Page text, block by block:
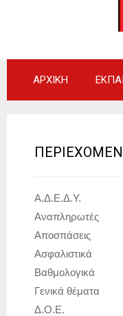
ΑΡΧΙΚΗ
Α.Δ.Ε.Δ.Υ.
Αναπληρωτές
Αποσπάσεις
Ασφαλιστικά
Βαθμολογικά
Γενικά θέματα
Δ.Ο.Ε.